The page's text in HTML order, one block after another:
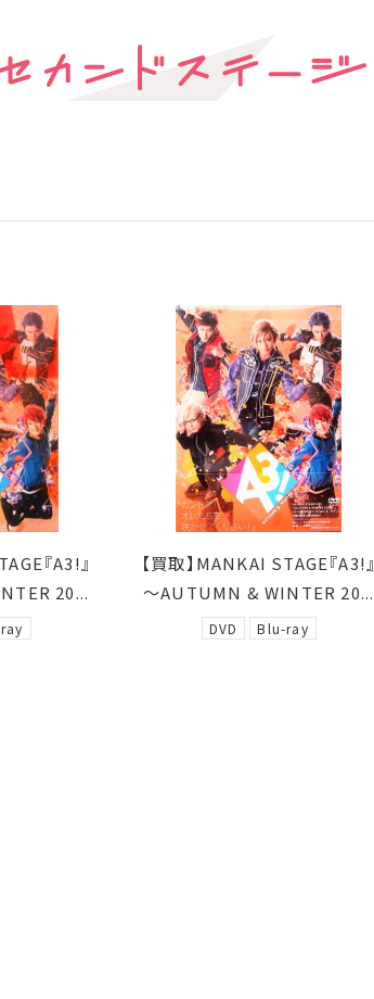
『A3!』
20...
【買取】MANKAI STAGE『A3!』
～AUTUMN & WINTER 20...
DVD Blu-ray